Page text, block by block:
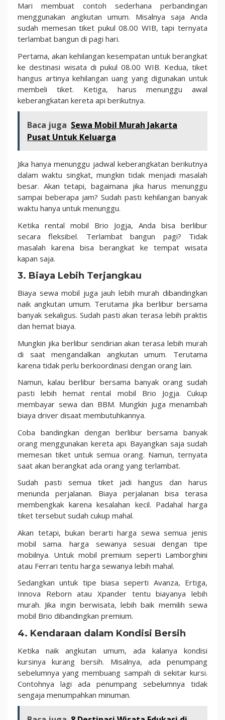
Mari membuat contoh sederhana perbandingan
menggunakan angkutan umum. Misalnya saja Anda
sudah memesan tiket pukul 08.00 WIB, tapi ternyata
terlambat bangun di pagi hari.
Pertama, akan kehilangan kesempatan untuk berangkat
ke destinasi wisata di pukul 08.00 WIB. Kedua, tiket
hangus artinya kehilangan uang yang digunakan untuk
membeli tiket. Ketiga, harus menunggu awal
keberangkatan kereta api berikutnya.
Baca juga Sewa Mobil Murah Jakarta
Pusat Untuk Keluarga
Jika hanya menunggu jadwal keberangkatan berikutnya
dalam waktu singkat, mungkin tidak menjadi masalah
besar. Akan tetapi, bagaimana jika harus menunggu
sampai beberapa jam? Sudah pasti kehilangan banyak
waktu hanya untuk menunggu.
Ketika rental mobil Brio Jogja, Anda bisa berlibur
secara fleksibel. Terlambat bangun pagi? Tidak
masalah karena bisa berangkat ke tempat wisata
kapan saja.
3. Biaya Lebih Terjangkau
Biaya sewa mobil juga jauh lebih murah dibandingkan
naik angkutan umum. Terutama jika berlibur bersama
banyak sekaligus. Sudah pasti akan terasa lebih praktis
dan hemat biaya.
Mungkin jika berlibur sendirian akan terasa lebih murah
di saat mengandalkan angkutan umum. Terutama
karena tidak perlu berkoordinasi dengan orang lain.
Namun, kalau berlibur bersama banyak orang sudah
pasti lebih hemat rental mobil Brio Jogja. Cukup
membayar sewa dan BBM. Mungkin juga menambah
biaya driver disaat membutuhkannya.
Coba bandingkan dengan berlibur bersama banyak
orang menggunakan kereta api. Bayangkan saja sudah
memesan tiket untuk semua orang. Namun, ternyata
saat akan berangkat ada orang yang terlambat.
Sudah pasti semua tiket jadi hangus dan harus
menunda perjalanan. Biaya perjalanan bisa terasa
membengkak karena kesalahan kecil. Padahal harga
tiket tersebut sudah cukup mahal.
Akan tetapi, bukan berarti harga sewa semua jenis
mobil sama. harga sewanya sesuai dengan tipe
mobilnya. Untuk mobil premium seperti Lamborghini
atau Ferrari tentu harga sewanya lebih mahal.
Sedangkan untuk tipe biasa seperti Avanza, Ertiga,
Innova Reborn atau Xpander tentu biayanya lebih
murah. Jika ingin berwisata, lebih baik memilih sewa
mobil Brio dibandingkan premium.
4. Kendaraan dalam Kondisi Bersih
Ketika naik angkutan umum, ada kalanya kondisi
kursinya kurang bersih. Misalnya, ada penumpang
sebelumnya yang membuang sampah di sekitar kursi.
Contohnya lagi ada penumpang sebelumnya tidak
sengaja menumpahkan minuman.